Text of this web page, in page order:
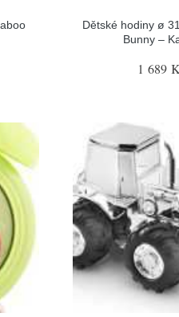
Dětské hodiny ø
Bunny –
1 689